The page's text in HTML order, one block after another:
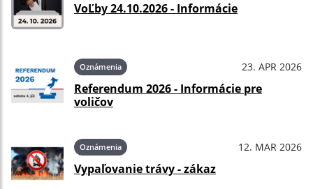
VoĽby 24.10.2026 - Informácie
Oznámenia 23. APR 2026
Referendum 2026 - Informácie pre
voličov
Oznámenia 12. MAR 2026
Vypaľovanie trávy - zákaz